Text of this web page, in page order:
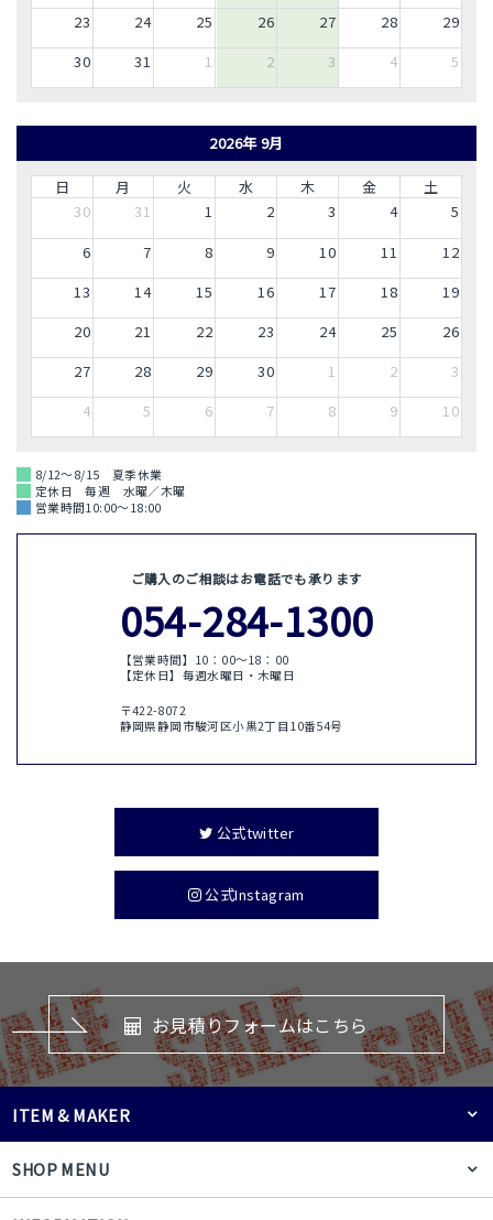
23
24 25 26 27 28
29
30
31 1 2 3 4 5
2026年 9月
日 月 火 水 木 金
土
30
31 1 2 3 4
5
6
7 8 9 10 11
12
13
14 15 16 17 18
19
20
21 22 23 24 25
26
27
28 29 30 1 2
3
4
5 6 7 8 9 10
8/12～8/15 夏季休業
定休日 毎週 水曜／木曜
営業時間10:00～18:00
ご購入のご相談はお電話でも承ります
054-284-1300
【営業時間】10：00〜18：00
【定休日】毎週水曜日・木曜日
〒422-8072
静岡県静岡市駿河区小黒2丁目10番54号
公式twitter
公式Instagram
お見積りフォームはこちら
SHOP MENU
ITEM & MAKER